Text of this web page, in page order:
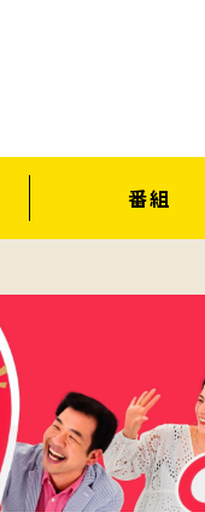
番組